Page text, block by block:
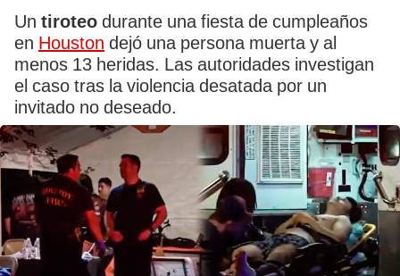
Un tiroteo durante una fiesta de cumpleaños
en Houston dejó una persona muerta y al
menos 13 heridas. Las autoridades investigan
el caso tras la violencia desatada por un
invitado no deseado.